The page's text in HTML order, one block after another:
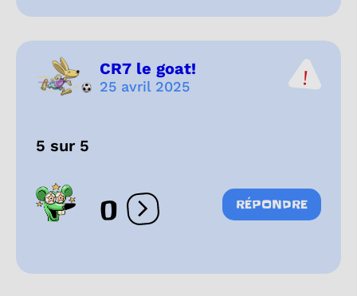
CR7 le goat!
25 avril 2025
5 sur 5
0 Ouvrir les réactions
RÉPONDRE